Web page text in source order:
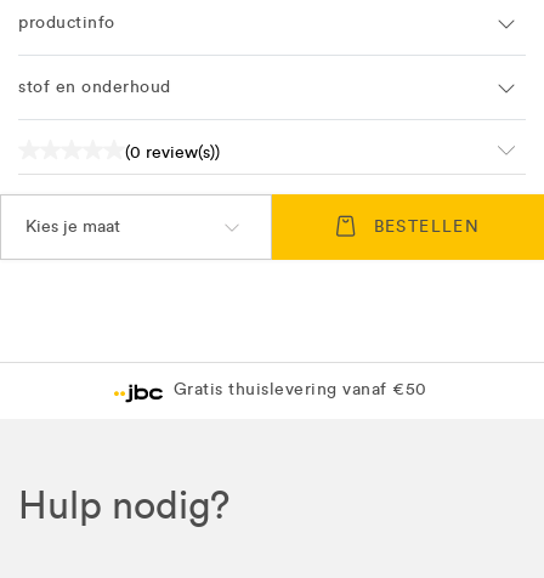
productinfo
stof en onderhoud
(0 review(s))
Kies je maat BESTELLEN
Gratis thuislevering vanaf €50
Hulp nodig?